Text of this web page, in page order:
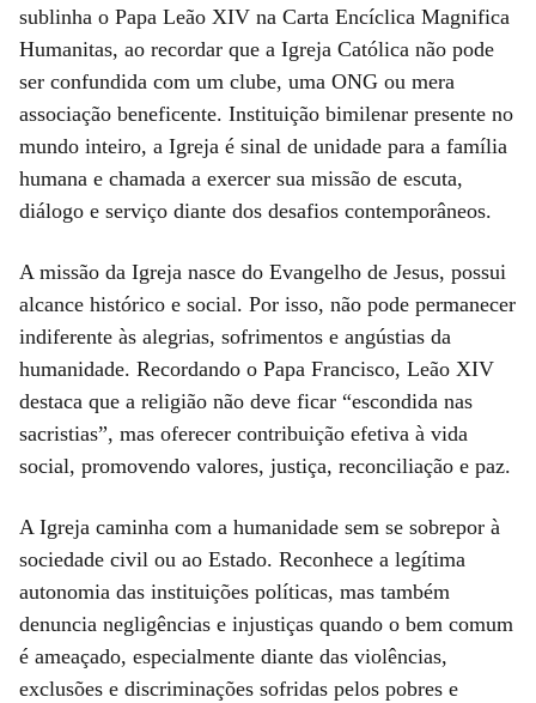
sublinha o Papa Leão XIV na Carta Encíclica Magnifica
Humanitas, ao recordar que a Igreja Católica não pode
ser confundida com um clube, uma ONG ou mera
associação beneficente. Instituição bimilenar presente no
mundo inteiro, a Igreja é sinal de unidade para a família
humana e chamada a exercer sua missão de escuta,
diálogo e serviço diante dos desafios contemporâneos.
A missão da Igreja nasce do Evangelho de Jesus, possui
alcance histórico e social. Por isso, não pode permanecer
indiferente às alegrias, sofrimentos e angústias da
humanidade. Recordando o Papa Francisco, Leão XIV
destaca que a religião não deve ficar “escondida nas
sacristias”, mas oferecer contribuição efetiva à vida
social, promovendo valores, justiça, reconciliação e paz.
A Igreja caminha com a humanidade sem se sobrepor à
sociedade civil ou ao Estado. Reconhece a legítima
autonomia das instituições políticas, mas também
denuncia negligências e injustiças quando o bem comum
é ameaçado, especialmente diante das violências,
exclusões e discriminações sofridas pelos pobres e